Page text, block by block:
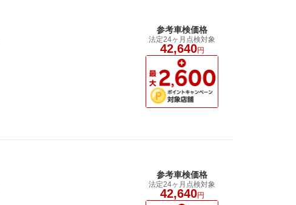
参考車検価格
法定24ヶ月点検対象
42,640円
参考車検価格
法定24ヶ月点検対象
42,640円